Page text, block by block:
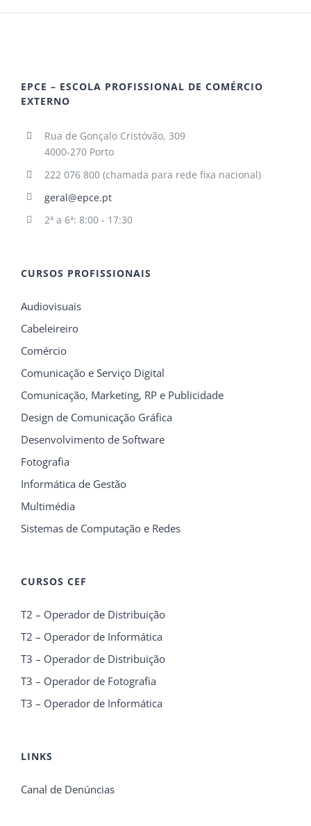
EPCE – ESCOLA PROFISSIONAL DE COMÉRCIO
EXTERNO
Rua de Gonçalo Cristóvão, 309
4000-270 Porto
222 076 800 (chamada para rede fixa nacional)
geral@epce.pt
2ª a 6ª: 8:00 - 17:30
CURSOS PROFISSIONAIS
Audiovisuais
Cabeleireiro
Comércio
Comunicação e Serviço Digital
Comunicação, Marketing, RP e Publicidade
Design de Comunicação Gráfica
Desenvolvimento de Software
Fotografia
Informática de Gestão
Multimédia
Sistemas de Computação e Redes
CURSOS CEF
T2 – Operador de Distribuição
T2 – Operador de Informática
T3 – Operador de Distribuição
T3 – Operador de Fotografia
T3 – Operador de Informática
LINKS
Canal de Denúncias